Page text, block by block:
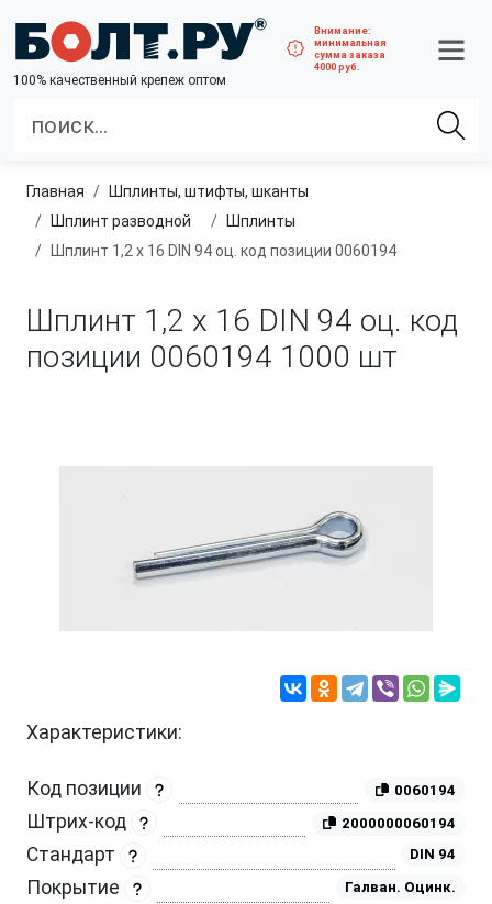
100% качественный крепеж оптом
Внимание:
минимальная
сумма заказа
4000 руб.
Главная
шплинты, штифты, шканты
Шплинт разводной
Шплинты
Шплинт 1,2 х 16 DIN 94 оц. код позиции 0060194
Шплинт 1,2 х 16 DIN 94 оц. код
позиции 0060194 1000 шт
Характеристики:
Код позиции 0060194
Штрих-код 2000000060194
Стандарт DIN 94
Покрытие Галван. Оцинк.